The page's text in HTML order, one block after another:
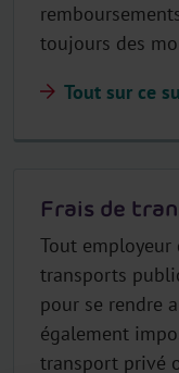
toujours des
Tout sur ce
Frais de
Tout
transports
pour se rendre
également
transport privé